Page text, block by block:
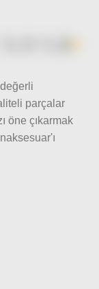
parçalar
öne çıkarmak